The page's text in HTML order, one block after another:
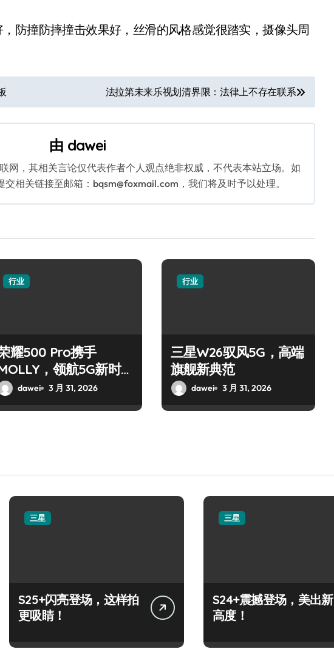
防撞防摔撞击效果好，丝滑的风格感觉很踏实，摄像头周
法拉第未来乐视划清界限：法律上不存在联系
由 dawei
网，其相关言论仅代表作者个人观点绝非权威，不代表本站立场。如
相关链接至邮箱：bqsm@foxmail.com，我们将及时予以处理。
行业
耀500 Pro携手
，领航5G新时
！dawei 3 月 31, 2026
行业
三星W26驭风5G，高端
旗舰新典范
dawei 3 月 31, 2026
三星
S25+闪亮登场，这样拍
更吸睛！
三星
S24+震撼登场，美出新
高度！